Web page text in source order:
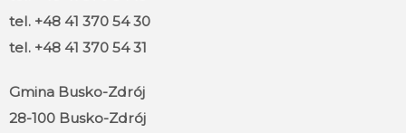
tel. +48 41 370 54 30
tel. +48 41 370 54 31
Gmina Busko-Zdrój
28-100 Busko-Zdrój